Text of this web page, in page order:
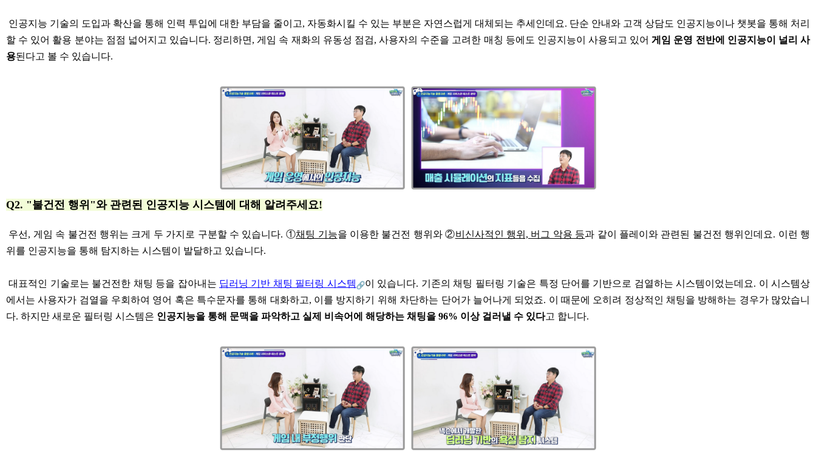
인공지능 기술의 도입과 확산을 통해 인력 투입에 대한 부담을 줄이고, 자동화시킬 수 있는 부분은 자연스럽게 대체되는 추세인데요. 단순 안내와 고객 상담도 인공지능이나 챗봇을 통해 처리
할 수 있어 활용 분야는 점점 넓어지고 있습니다. 정리하면, 게임 속 재화의 유동성 점검, 사용자의 수준을 고려한 매칭 등에도 인공지능이 사용되고 있어 게임 운영 전반에 인공지능이 널리 사
용된다고 볼 수 있습니다.
Q2. "불건전 행위"와 관련된 인공지능 시스템에 대해 알려주세요!
우선, 게임 속 불건전 행위는 크게 두 가지로 구분할 수 있습니다. ①채팅 기능을 이용한 불건전 행위와 ②비신사적인 행위, 버그 악용 등과 같이 플레이와 관련된 불건전 행위인데요. 이런 행
위를 인공지능을 통해 탐지하는 시스템이 발달하고 있습니다.
대표적인 기술로는 불건전한 채팅 등을 잡아내는 딥러닝 기반 채팅 필터링 시스템
이 있습니다. 기존의 채팅 필터링 기술은 특정 단어를 기반으로 검열하는 시스템이었는데요. 이 시스템상
에서는 사용자가 검열을 우회하여 영어 혹은 특수문자를 통해 대화하고, 이를 방지하기 위해 차단하는 단어가 늘어나게 되었죠. 이 때문에 오히려 정상적인 채팅을 방해하는 경우가 많았습니
다. 하지만 새로운 필터링 시스템은 인공지능을 통해 문맥을 파악하고 실제 비속어에 해당하는 채팅을 96% 이상 걸러낼 수 있다고 합니다.